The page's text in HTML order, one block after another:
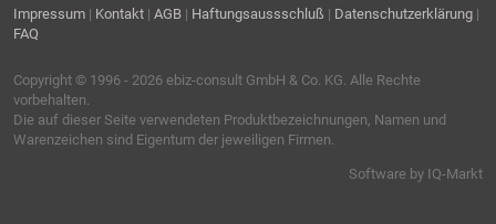
Impressum | Kontakt | AGB | Haftungsaussschluß | Datenschutzerklärung |
FAQ
Copyright © 1996 - 2026 ebiz-consult GmbH & Co. KG. Alle Rechte
vorbehalten.
Die auf dieser Seite verwendeten Produktbezeichnungen, Namen und
Warenzeichen sind Eigentum der jeweiligen Firmen.
Software by IQ-Markt